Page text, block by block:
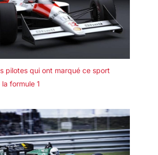
pilotes qui ont marqué ce sport
formule 1